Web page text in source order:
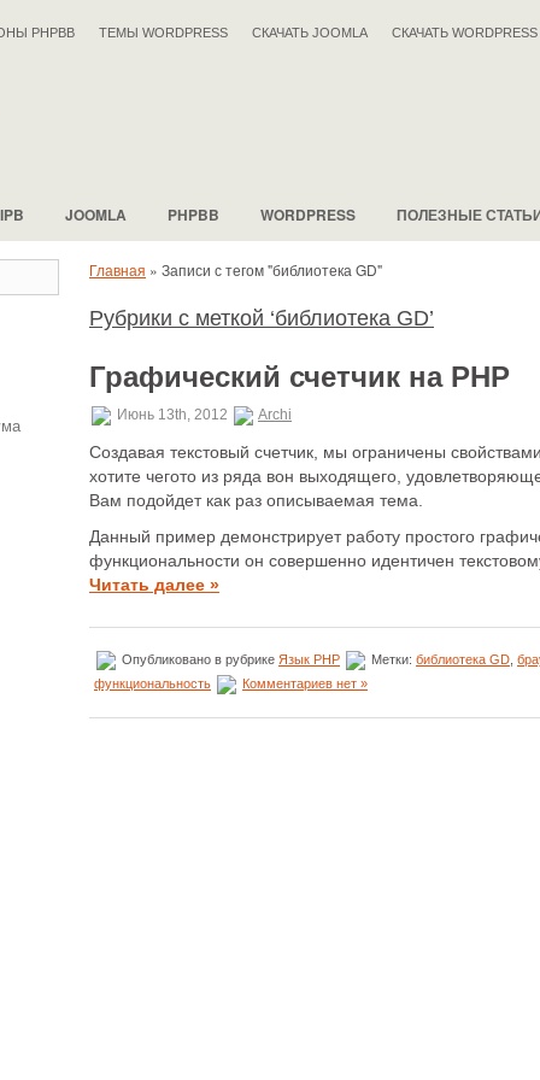
PHPBB ТЕМЫ WORDPRESS СКАЧАТЬ JOOMLA СКАЧАТЬ WORDPRESS
IPB JOOMLA PHPBB WORDPRESS ПОЛЕЗНЫЕ
Главная » Записи с тегом "библиотека GD"
Рубрики с меткой ‘библиотека GD’
Графический счетчик на PHP
Июнь 13th, 2012 Archi
Создавая текстовый счетчик, мы ограничены
хотите чегото из ряда вон выходящего,
Вам подойдет как раз описываемая тема.
Данный пример демонстрирует работу простого
функциональности он совершенно идентичен
Читать далее »
Опубликовано в рубрике Язык PHP Метки: библиотека GD
функциональность
Комментариев нет »